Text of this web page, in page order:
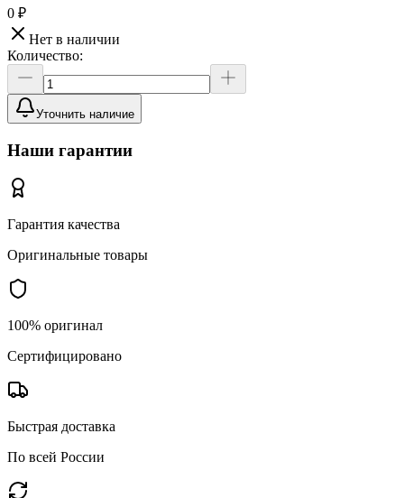
0 ₽
Нет в наличии
Количество:
Уточнить наличие
Наши гарантии
Гарантия качества
Оригинальные товары
100% оригинал
Сертифицировано
Быстрая доставка
По всей России